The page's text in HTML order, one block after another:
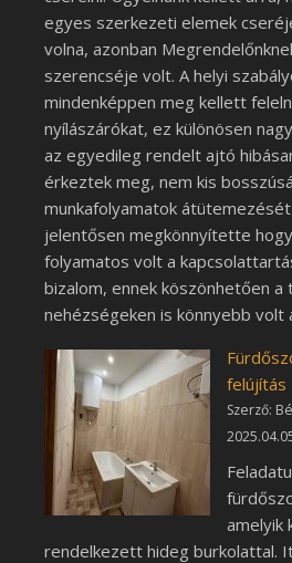
egyes szerkezeti elemek
volna, azonban
szerencséje volt. A helyi
mindenképpen meg kellett
nyílászárókat, ez különösen
az egyedileg rendelt ajtó
érkeztek meg, nem kis
munkafolyamatok
jelentősen megkönnyítette
folyamatos volt a
bizalom, ennek köszönhetően a
nehézségeken is könnyebb volt
felújítás
Szerző:
amelyik
rendelkezett hideg burkolattal.